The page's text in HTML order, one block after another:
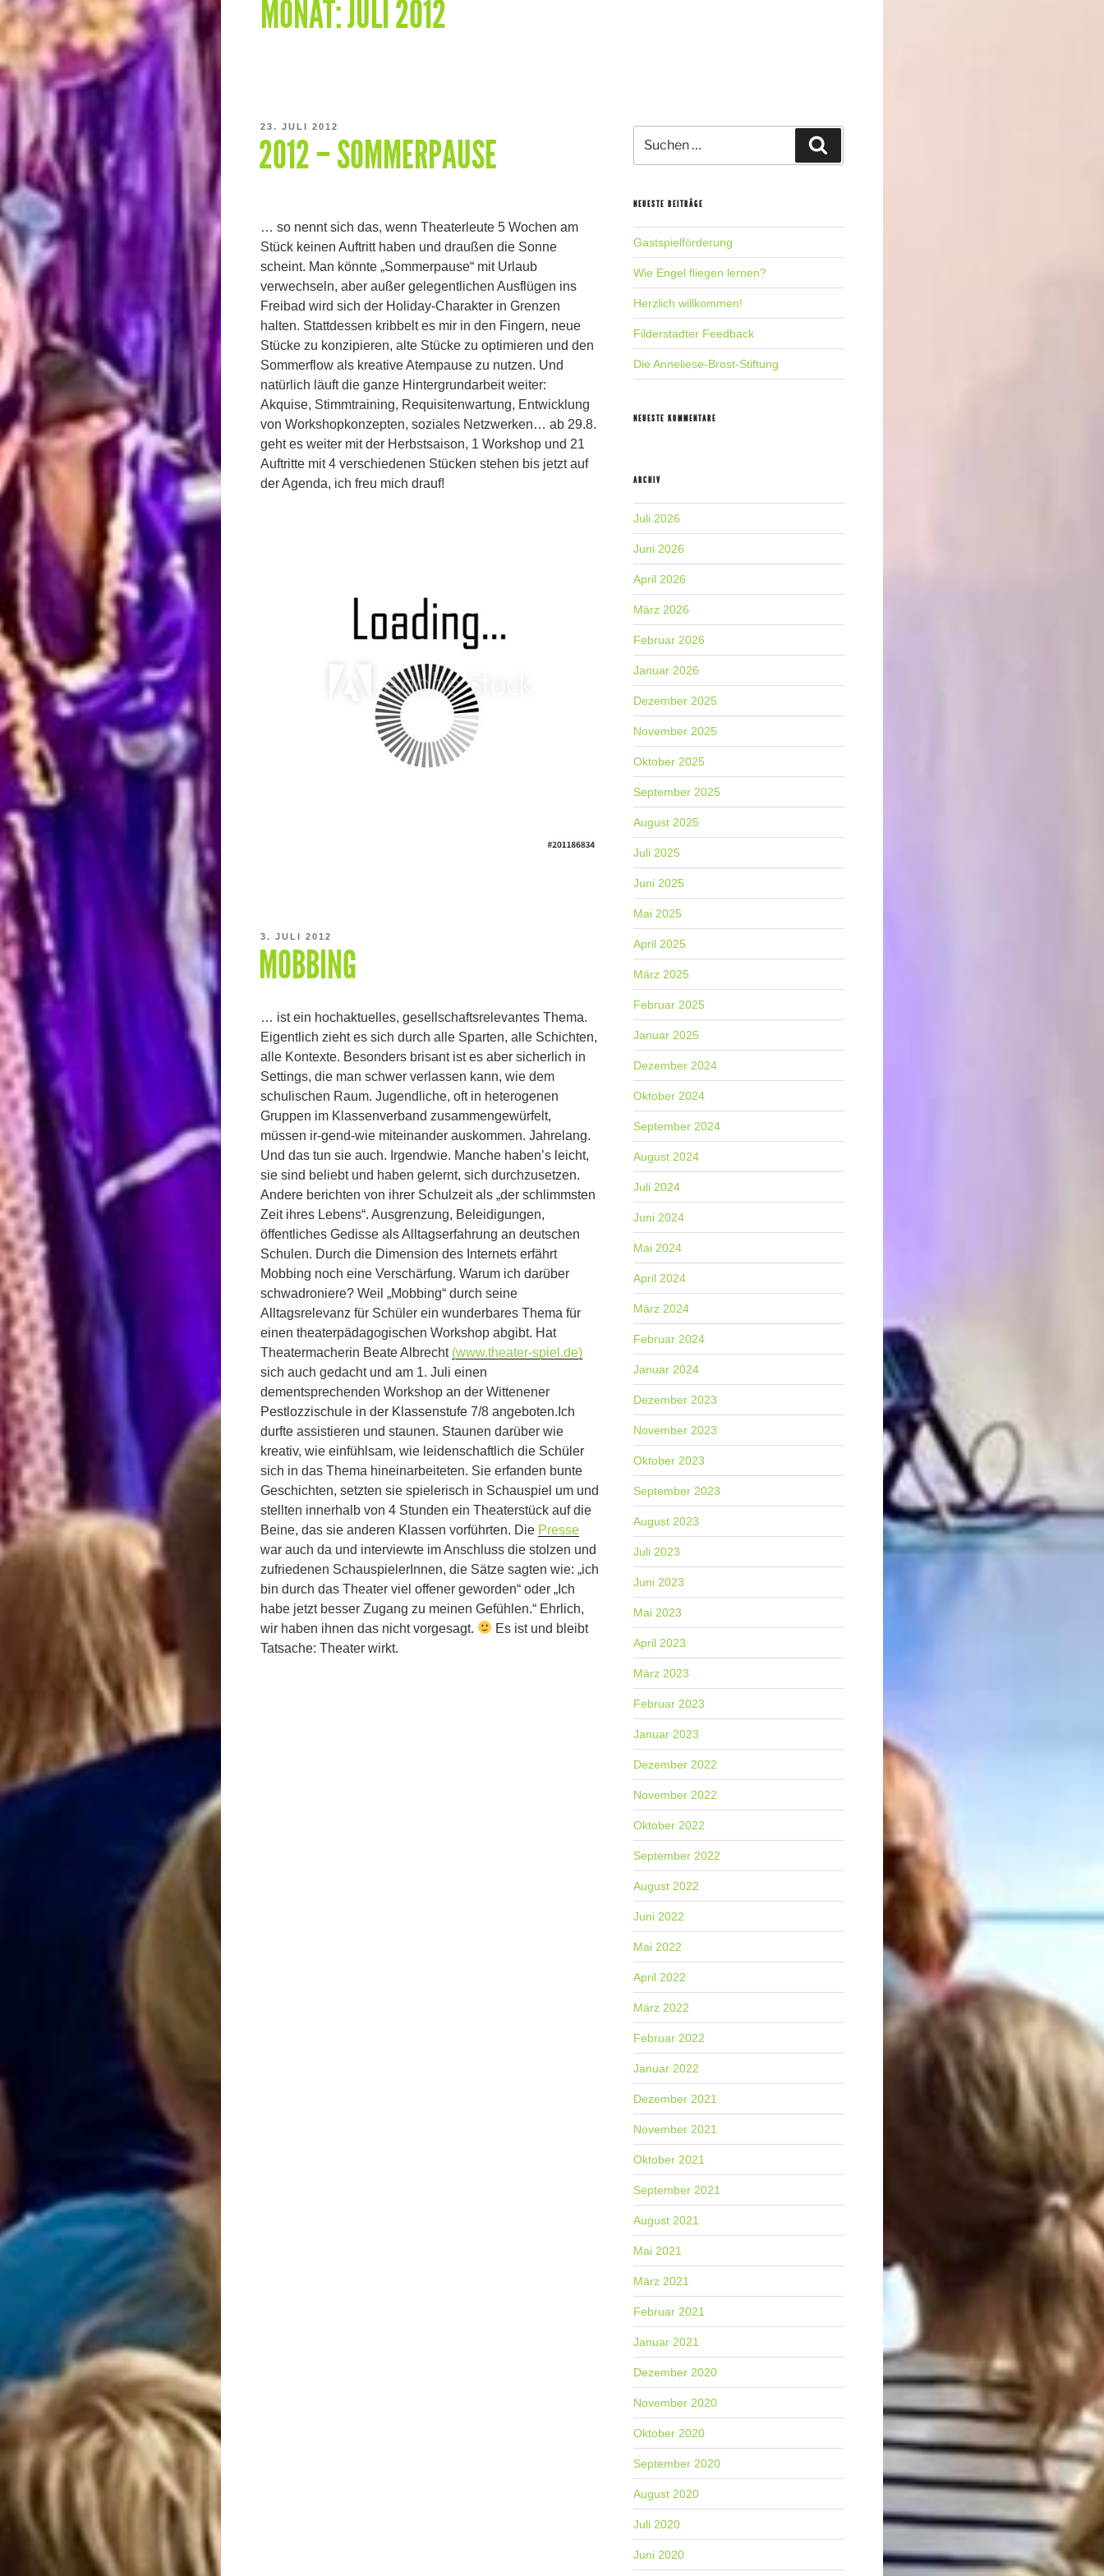
MONAT:JULI 2012
VERÖFFENTLICHT
AM
23. JULI 2012
2012 – SOMMERPAUSE
… so nennt sich das, wenn Theaterleute 5 Wochen am
Stück keinen Auftritt haben und draußen die Sonne
scheint. Man könnte „Sommerpause“ mit Urlaub
verwechseln, aber außer gelegentlichen Ausflügen ins
Freibad wird sich der Holiday-Charakter in Grenzen
halten. Stattdessen kribbelt es mir in den Fingern, neue
Stücke zu konzipieren, alte Stücke zu optimieren und den
Sommerflow als kreative Atempause zu nutzen. Und
natürlich läuft die ganze Hintergrundarbeit weiter:
Akquise, Stimmtraining, Requisitenwartung, Entwicklung
von Workshopkonzepten, soziales Netzwerken… ab 29.8.
geht es weiter mit der Herbstsaison, 1 Workshop und 21
Auftritte mit 4 verschiedenen Stücken stehen bis jetzt auf
der Agenda, ich freu mich drauf!
VERÖFFENTLICHT
AM
3. JULI 2012
MOBBING
… ist ein hochaktuelles, gesellschaftsrelevantes Thema.
Eigentlich zieht es sich durch alle Sparten, alle Schichten,
alle Kontexte. Besonders brisant ist es aber sicherlich in
Settings, die man schwer verlassen kann, wie dem
schulischen Raum. Jugendliche, oft in heterogenen
Gruppen im Klassenverband zusammengewürfelt,
müssen ir-gend-wie miteinander auskommen. Jahrelang.
Und das tun sie auch. Irgendwie. Manche haben’s leicht,
sie sind beliebt und haben gelernt, sich durchzusetzen.
Andere berichten von ihrer Schulzeit als „der schlimmsten
Zeit ihres Lebens“. Ausgrenzung, Beleidigungen,
öffentliches Gedisse als Alltagserfahrung an deutschen
Schulen. Durch die Dimension des Internets erfährt
Mobbing noch eine Verschärfung. Warum ich darüber
schwadroniere? Weil „Mobbing“ durch seine
Alltagsrelevanz für Schüler ein wunderbares Thema für
einen theaterpädagogischen Workshop abgibt. Hat
Theatermacherin Beate Albrecht (www.theater-spiel.de)
sich auch gedacht und am 1. Juli einen
dementsprechenden Workshop an der Wittenener
Pestlozzischule in der Klassenstufe 7/8 angeboten.Ich
durfte assistieren und staunen. Staunen darüber wie
kreativ, wie einfühlsam, wie leidenschaftlich die Schüler
sich in das Thema hineinarbeiteten. Sie erfanden bunte
Geschichten, setzten sie spielerisch in Schauspiel um und
stellten innerhalb von 4 Stunden ein Theaterstück auf die
Beine, das sie anderen Klassen vorführten. Die Presse
war auch da und interviewte im Anschluss die stolzen und
zufriedenen SchauspielerInnen, die Sätze sagten wie: „ich
bin durch das Theater viel offener geworden“ oder „Ich
habe jetzt besser Zugang zu meinen Gefühlen.“ Ehrlich,
wir haben ihnen das nicht vorgesagt.
Es ist und bleibt
Tatsache: Theater wirkt.
nach:
NEUESTE BEITRÄGE
Gastspielförderung
Wie Engel fliegen lernen?
Herzlich willkommen!
Filderstadter Feedback
Die Anneliese-Brost-Stiftung
NEUESTE KOMMENTARE
ARCHIV
Juli 2026
Juni 2026
April 2026
März 2026
Februar 2026
Januar 2026
Dezember 2025
November 2025
Oktober 2025
September 2025
August 2025
Juli 2025
Juni 2025
Mai 2025
April 2025
März 2025
Februar 2025
Januar 2025
Dezember 2024
Oktober 2024
September 2024
August 2024
Juli 2024
Juni 2024
Mai 2024
April 2024
März 2024
Februar 2024
Januar 2024
Dezember 2023
November 2023
Oktober 2023
September 2023
August 2023
Juli 2023
Juni 2023
Mai 2023
April 2023
März 2023
Februar 2023
Januar 2023
Dezember 2022
November 2022
Oktober 2022
September 2022
August 2022
Juni 2022
Mai 2022
April 2022
März 2022
Februar 2022
Januar 2022
Dezember 2021
November 2021
Oktober 2021
September 2021
August 2021
Mai 2021
März 2021
Februar 2021
Januar 2021
Dezember 2020
November 2020
Oktober 2020
September 2020
August 2020
Juli 2020
Juni 2020